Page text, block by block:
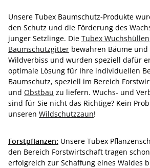
Unsere Tubex Baumschutz-Produkte
den Schutz und die Förderung des
junger Setzlinge. Die Tubex Wuchshüllen
Baumschutzgitter bewahren Bäume und
Wildverbiss und wurden speziell dafür
optimale Lösung für Ihre individuellen
Baumschutz, speziell im Bereich
und Obstbau zu liefern. Wuchs- und
sind für Sie nicht das Richtige? Kein
unseren Wildschutzzaun!
Forstpflanzen: Unsere Tubex
den Bereich Forstwirtschaft tragen
erfolgreich zur Schaffung eines Waldes